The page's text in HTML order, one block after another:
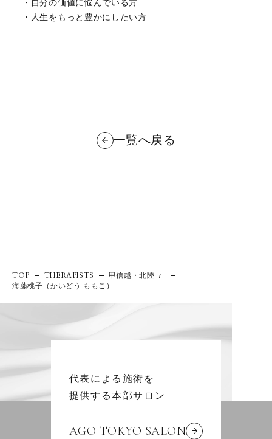
・自分の価値に悩んでいる方
・人生をもっと豊かにしたい方
一覧へ戻る
TOP THERAPISTS 甲信越・北陸 /
海藤桃子（かいどう ももこ）
代表による施術を
提供する本部サロン
AGO TOKYO SALON